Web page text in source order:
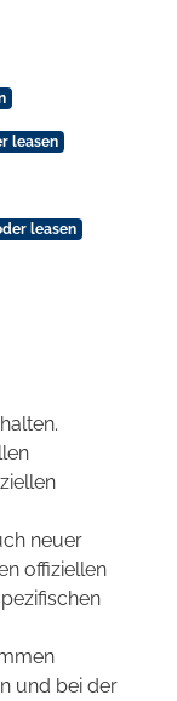
leasen
leasen
neuer
offiziellen
und bei der